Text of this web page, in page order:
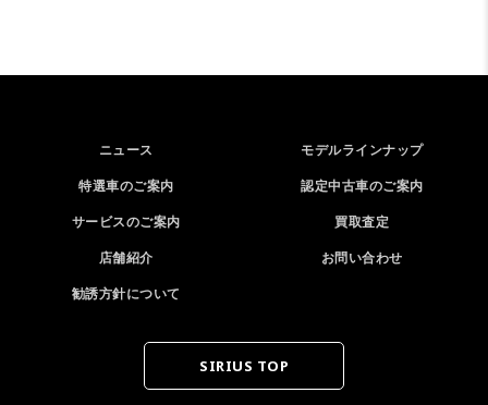
ニュース
モデルラインナップ
特選車のご案内
認定中古車のご案内
サービスのご案内
買取査定
店舗紹介
お問い合わせ
勧誘方針について
SIRIUS TOP